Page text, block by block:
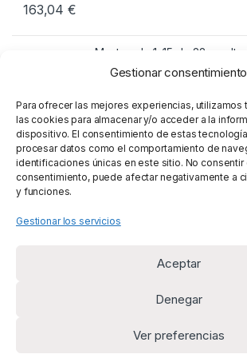
Gestionar consentimiento
Para ofrecer las mejores experiencias,
las cookies para almacenar y/o acceder a la
dispositivo. El consentimiento de estas
procesar datos como el comportamiento de
identificaciones únicas en este sitio. No consentir
consentimiento, puede afectar negativamente a
y funciones.
Gestionar los servicios
Aceptar
Denegar
Ver preferencias
163,04€
Mostrando 1–15 de 22
¿Alguna duda? Llámanos